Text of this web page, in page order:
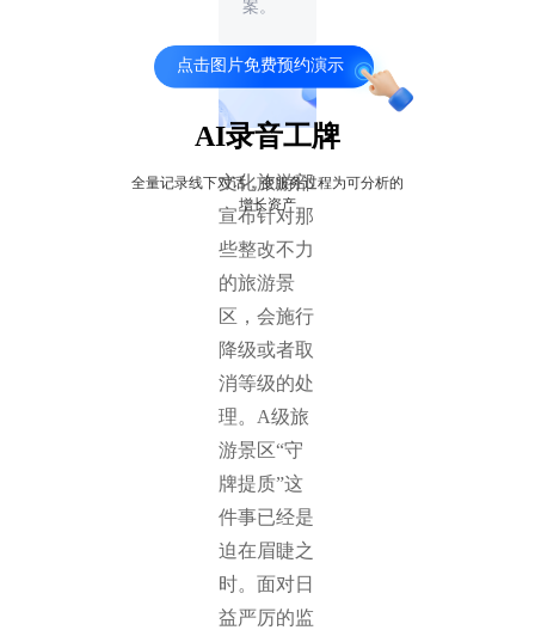
案。
AI录音工牌
全量记录线下对话，变服务过程为可分析的
增长资产
点击图片免费预约演示
文化旅游部
宣布针对那
些整改不力
的旅游景
区，会施行
降级或者取
消等级的处
理。A级旅
游景区“守
牌提质”这
件事已经是
迫在眉睫之
时。面对日
益严厉的监